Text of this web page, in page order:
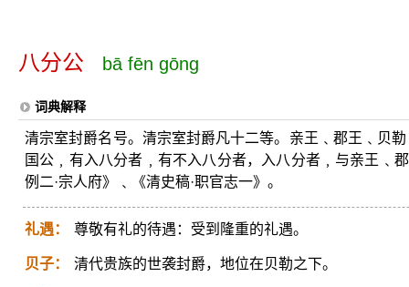
八分公 bā fēn gōng
词典解释
清宗室封爵名号。清宗室封爵凡十二等。亲王﹑郡王﹑贝
国公﹐有入八分者﹐有不入八分者，入八分者﹐与亲王﹑
例二·宗人府》﹑《清史稿·职官志一》。
礼遇： 尊敬有礼的待遇：受到隆重的礼遇。
贝子： 清代贵族的世袭封爵，地位在贝勒之下。